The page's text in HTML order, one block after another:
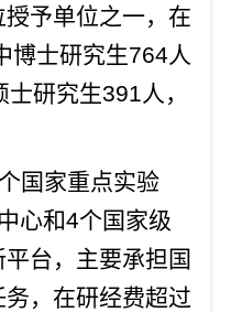
予单位之一，在
博士研究生764人
士研究生391人 ，
国家重点实验
心和4个国家级
台，主要承担国
，在研经费超过